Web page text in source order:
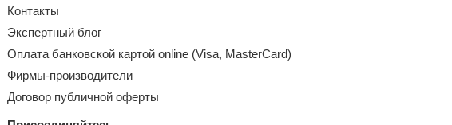
Контакты
Экспертный блог
Оплата банковской картой online (Visa, MasterCard)
Фирмы-производители
Договор публичной оферты